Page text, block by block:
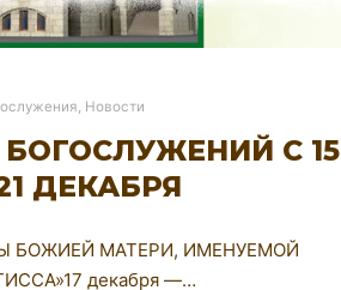
, Новости
С 15
ДЕКАБРЯ
БОЖИЕЙ МАТЕРИ, ИМЕНУЕМОЙ
декабря —…